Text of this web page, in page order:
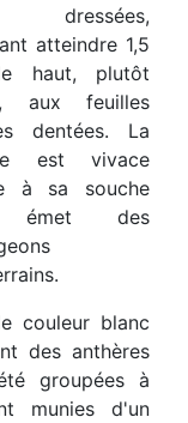
dressées,
atteindre 1,5
haut, plutôt
aux feuilles
dentées. La
est vivace
à sa souche
émet des
couleur blanc
des anthères
groupées à
munies d'un